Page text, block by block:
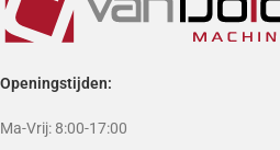
Openingstijden:
Ma-Vrij: 8:00-17:00